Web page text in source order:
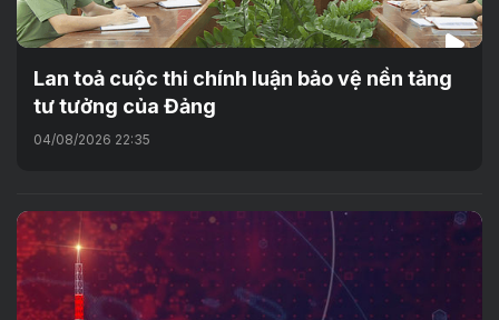
Lan toả cuộc thi chính luận bảo vệ nền tảng
tư tưởng của Đảng
04/08/2026 22:35